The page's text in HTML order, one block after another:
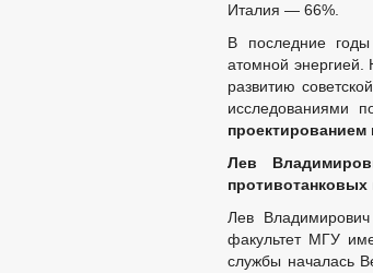
Италия — 66%.
В последние
атомной энергией.
развитию
исследованиями
проектированием
Лев
противотанковых
Лев
факультет МГУ
службы началась